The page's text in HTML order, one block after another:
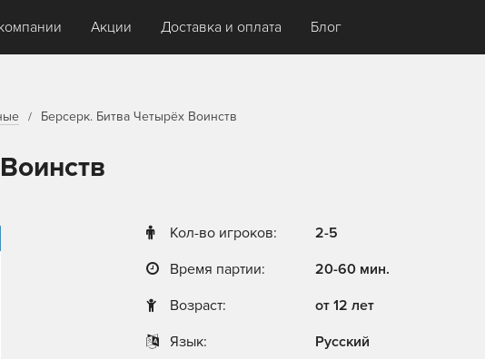
Акции Доставка и оплата Блог
Берсерк. Битва Четырёх Воинств
Кол-во игроков:
2-5
Время партии:
20-60 мин.
Возраст:
от 12 лет
Язык:
Русский